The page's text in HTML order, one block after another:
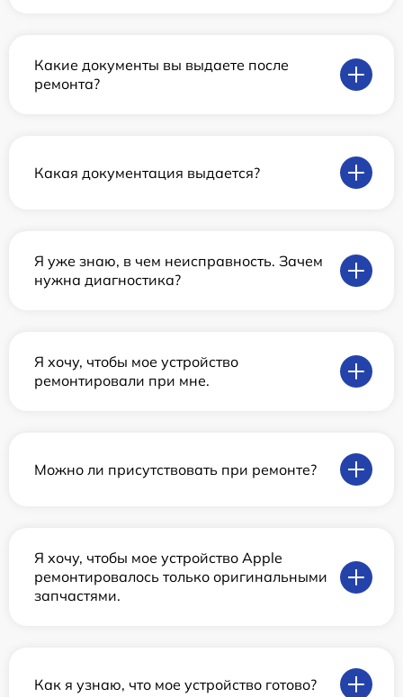
Какие документы вы выдаете после
ремонта?
Какая документация выдается?
Я уже знаю, в чем неисправность. Зачем
нужна диагностика?
Я хочу, чтобы мое устройство
ремонтировали при мне.
Можно ли присутствовать при ремонте?
Я хочу, чтобы мое устройство Apple
ремонтировалось только оригинальными
запчастями.
Как я узнаю, что мое устройство готово?